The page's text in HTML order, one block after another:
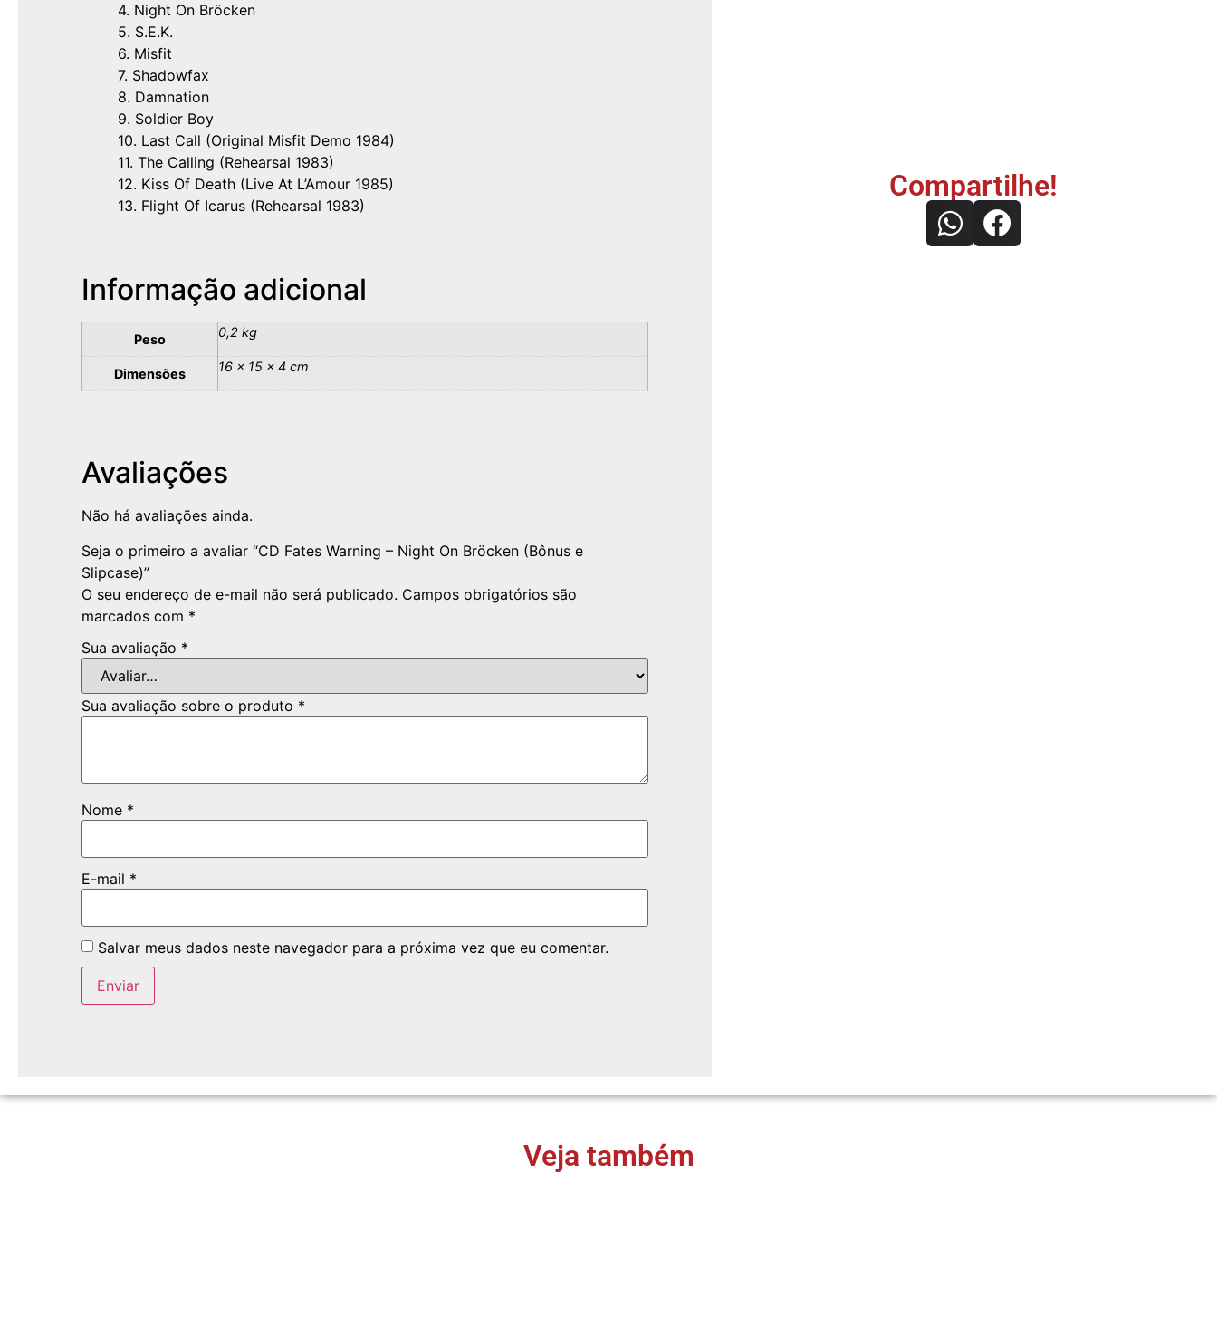
4. Night On Bröcken
5. S.E.K.
6. Misfit
7. Shadowfax
8. Damnation
9. Soldier Boy
10. Last Call (Original Misfit Demo 1984)
11. The Calling (Rehearsal 1983)
12. Kiss Of Death (Live At L’Amour 1985)
13. Flight Of Icarus (Rehearsal 1983)
Informação adicional
Peso 0,2 kg
Dimensões 16 × 15 × 4 cm
Avaliações
Não há avaliações ainda.
Seja o primeiro a avaliar “CD Fates Warning – Night On Bröcken (Bônus e
Slipcase)”
O seu endereço de e-mail não será publicado. Campos obrigatórios são
marcados com *
Sua avaliação *
Sua avaliação sobre o produto *
Nome *
E-mail *
Salvar meus dados neste navegador para a próxima vez que eu comentar.
Compartilhe!
Veja também